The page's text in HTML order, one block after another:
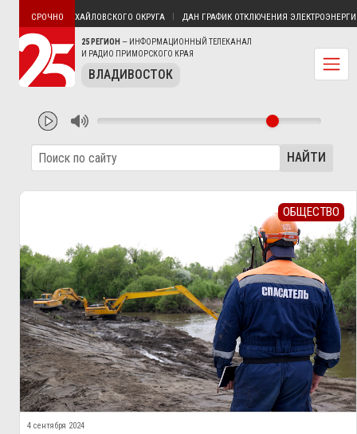
25 РЕГИОН — ИНФОРМАЦИОННЫЙ ТЕЛЕКАНАЛ
И РАДИО ПРИМОРСКОГО КРАЯ
ВЛАДИВОСТОК
СРОЧНОМИХАЙЛОВСКОГО ОКРУГА ДАН ГРАФИК ОТКЛЮЧЕНИЯ ЭЛЕКТРОЭНЕРГИИ
НАЙТИ
ОБЩЕСТВО
4 сентября 2024